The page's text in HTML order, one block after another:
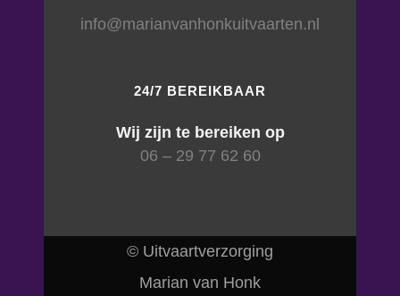
info@marianvanhonkuitvaarten.nl
24/7 BEREIKBAAR
Wij zijn te bereiken op
06 – 29 77 62 60
© Uitvaartverzorging
Marian van Honk